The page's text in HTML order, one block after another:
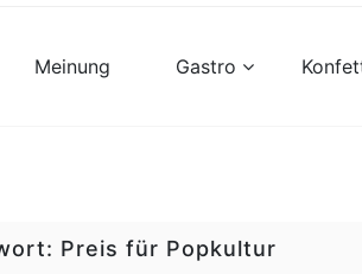
Meinung Gastro
Preis für Popkultur